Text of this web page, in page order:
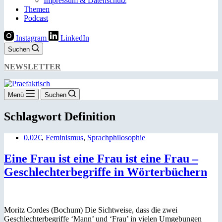
Themen
Podcast
Instagram LinkedIn
Suchen
NEWSLETTER
Menü Suchen
Schlagwort Definition
0,02€, Feminismus, Sprachphilosophie
Eine Frau ist eine Frau ist eine Frau –
Geschlechterbegriffe in Wörterbüchern
Moritz Cordes (Bochum) Die Sichtweise, dass die zwei
Geschlechterbegriffe ‘Mann’ und ‘Frau’ in vielen Umgebungen